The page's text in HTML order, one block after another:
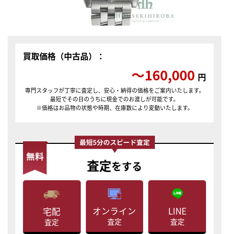
買取価格（中古品）：
〜160,000 円
専門スタッフが丁寧に査定し、安心・納得の価格をご案内いたします。
最短でその日のうちに現金でのお渡しが可能です。
※価格はお品物の状態や時期、在庫数により変動いたします。
査定をする
宅配
査定
オンライン
査定
LINE
査定